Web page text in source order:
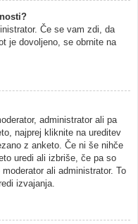
Če se vam zdi, da
je dovoljeno, se obrnite na
administrator ali pa
najprej kliknite na ureditev
z anketo. Če ni še nihče
uredi ali izbriše, če pa so
ali administrator. To
izvajanja.